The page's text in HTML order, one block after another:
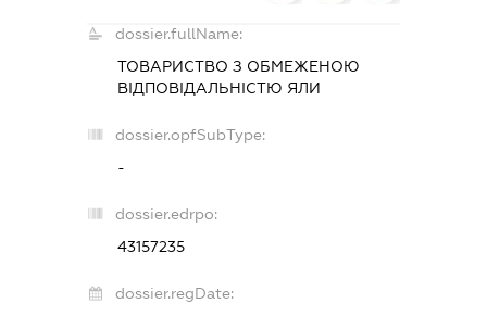
dossier.fullName:
ТОВАРИСТВО З ОБМЕЖЕНОЮ
ВІДПОВІДАЛЬНІСТЮ ЯЛИ
dossier.opfSubType:
-
dossier.edrpo:
43157235
dossier.regDate: